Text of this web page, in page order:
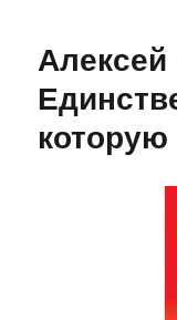
которую